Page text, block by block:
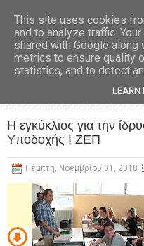
Η εγκύκλιος για την
Υποδοχής Ι ΖΕΠ
Πέμπτη, Νοεμβρίου 01, 2018
This site uses cookies
and to analyze traffic.
shared with Google
metrics to ensure quality
statistics, and to detect
LEARN